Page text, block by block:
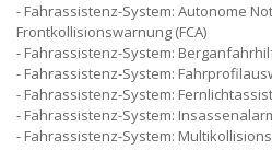
Fahrassistenz-System: Autonome
Frontkollisionswarnung (FCA)
Fahrassistenz-System:
Fahrassistenz-System:
Fahrassistenz-System:
Fahrassistenz-System:
Fahrassistenz-System: